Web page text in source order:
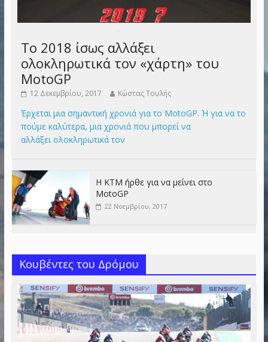
Το 2018 ίσως αλλάξει
ολοκληρωτικά τον «χάρτη» του
MotoGP
12 Δεκεμβρίου, 2017 Κώστας Τουλής
Έρχεται μια σημαντική χρονιά για το MotoGP. Ή για να το
πούμε καλύτερα, μια χρονιά που μπορεί να
αλλάξει ολοκληρωτικά τον
Η KTM ήρθε για να μείνει στο
MotoGP
22 Νοεμβρίου, 2017
Κουβέντες του Δρόμου